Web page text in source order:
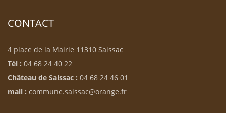
CONTACT
4 place de la Mairie 11310 Saissac
Tél : 04 68 24 40 22
Château de Saissac : 04 68 24 46 01
mail : commune.saissac@orange.fr